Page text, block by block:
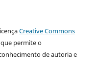
Creative Commons
que permite o
de autoria e